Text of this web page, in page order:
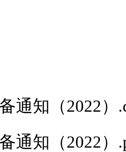
通知（2022）
通知（2022）